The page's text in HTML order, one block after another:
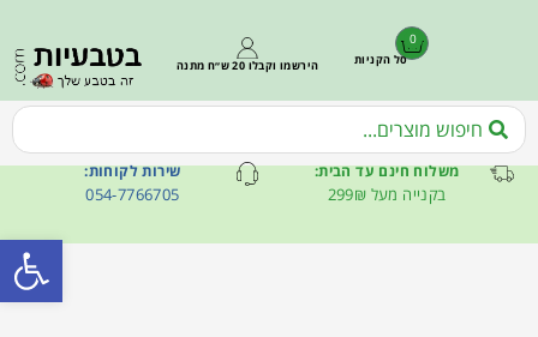
0
סל הקניות הירשמו וקבלו 20 ש״ח מתנה
משלוח חינם עד הבית:
בקנייה מעל 299₪
שירות לקוחות:
054-7766705
פתח